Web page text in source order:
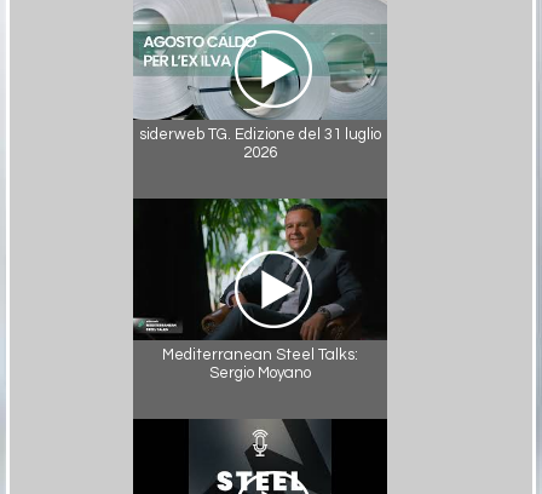
siderweb TG. Edizione del 31 luglio
2026
Mediterranean Steel Talks:
Sergio Moyano